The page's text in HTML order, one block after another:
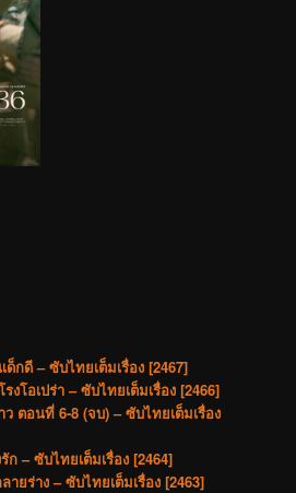
ด็กดี – ซับไทยเต็มเรื่อง [2467]
งโอเปร่า – ซับไทยเต็มเรื่อง [2466]
ตอนที่ 6-8 (จบ) – ซับไทยเต็มเรื่อง
– ซับไทยเต็มเรื่อง [2464]
ายร่าง – ซับไทยเต็มเรื่อง [2463]